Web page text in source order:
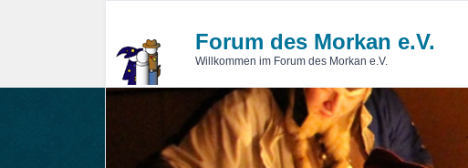
Forum des Morkan e.V.
Willkommen im Forum des Morkan e.V.